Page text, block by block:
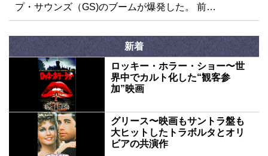
プ・サウンズ（GS)のブームが爆発した。 前…
新着
ロッキー・ホラー・ショー〜世
界中でカルト化した“観客参
加”映画
グリース〜映画もサントラ盤も
大ヒットしたトラボルタとオリ
ビアの共演作